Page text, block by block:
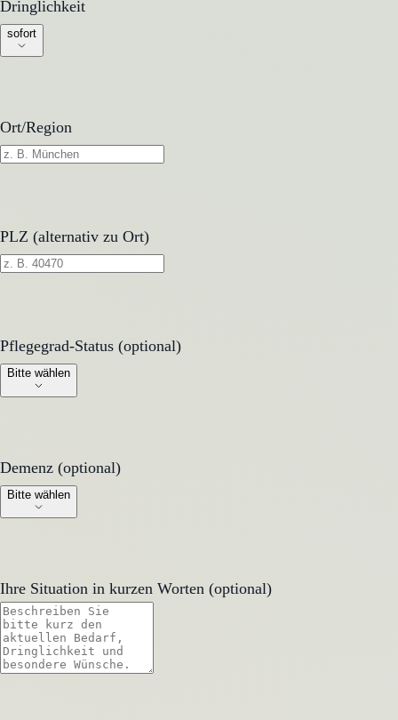
Dringlichkeit
Dringlichkeit
sofort
Ort/Region
PLZ (alternativ zu Ort)
Pflegegrad-Status (optional)
Pflegegrad-Status (optional)
Bitte wählen
Demenz (optional)
Demenz (optional)
Bitte wählen
Ihre Situation in kurzen Worten (optional)